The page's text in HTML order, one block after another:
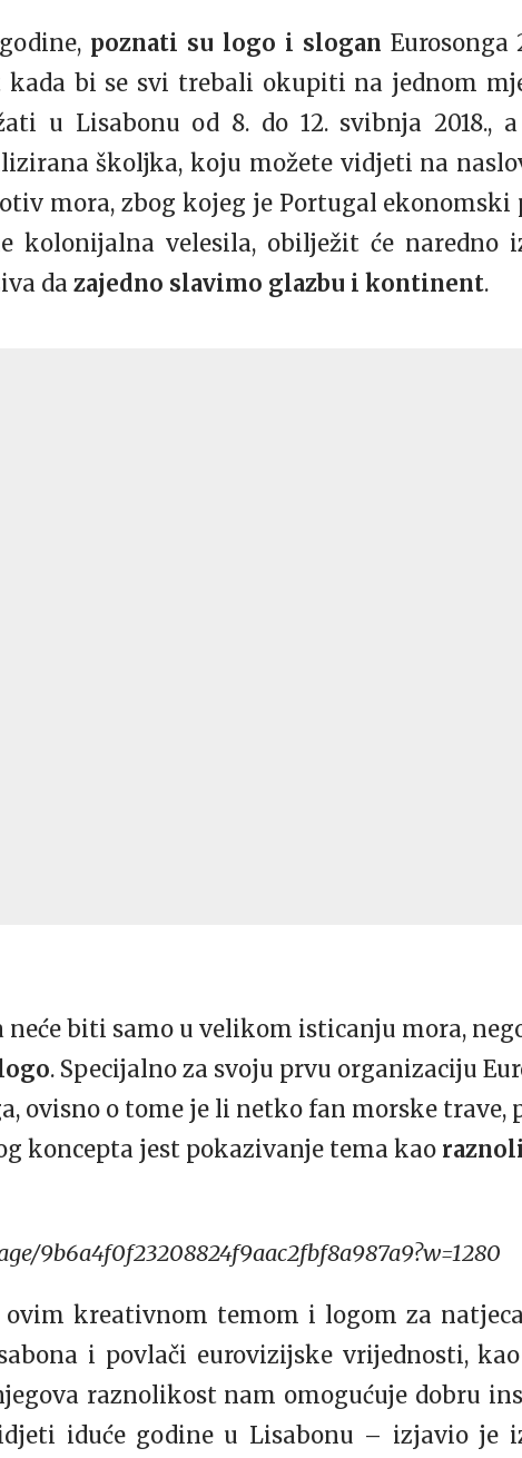
poznati su logo i slogan Eurosonga
bi se svi trebali okupiti na jednom
u Lisabonu od 8. do 12. svibnja 2018.,
školjka, koju možete vidjeti na
mora, zbog kojeg je Portugal ekonomski
kolonijalna velesila, obilježit će naredno
da zajedno slavimo glazbu i kontinent.
neće biti samo u velikom isticanju mora,
. Specijalno za svoju prvu organizaciju
ovisno o tome je li netko fan morske trave,
koncepta jest pokazivanje tema kao
kreativnom temom i logom za
i povlači eurovizijske vrijednosti,
raznolikost nam omogućuje dobru
iduće godine u Lisabonu – izjavio je